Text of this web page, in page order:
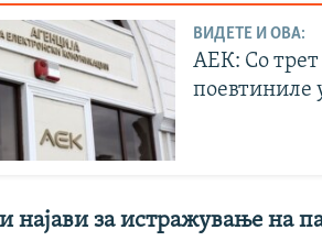
ВИДЕТЕ И ОВА:
АЕК: Со
поевтиниле
најави за истражување на